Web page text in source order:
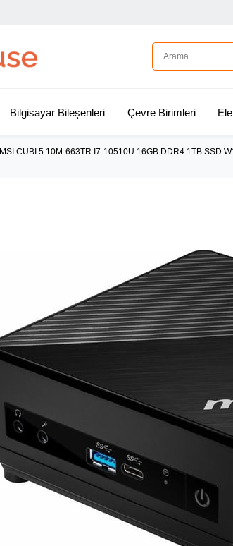
Bilgisayar Bileşenleri Çevre Birimleri
MSI CUBI 5 10M-663TR I7-10510U 16GB DDR4 1TB SSD